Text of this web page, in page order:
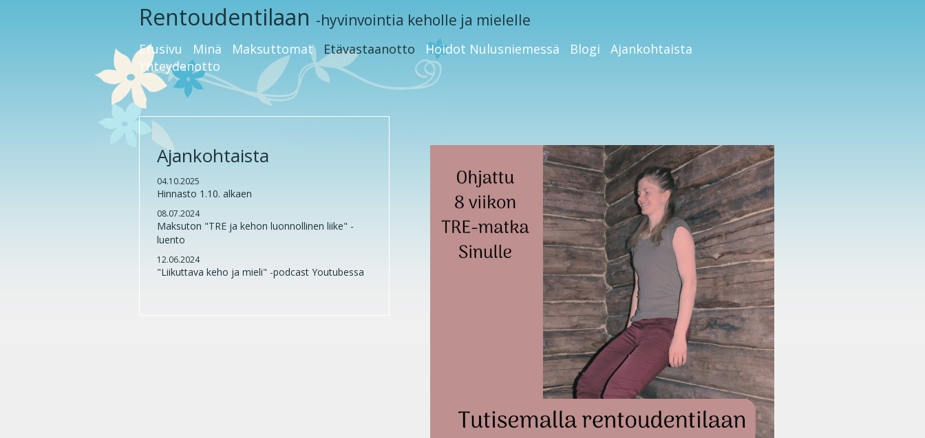
Rentoudentilaan -hyvinvointia keholle ja mielelle
Etusivu Minä Maksuttomat Etävastaanotto Hoidot Nulusniemessä Blogi
Ajankohtaista
Yhteydenotto
Ajankohtaista
04.10.2025
Hinnasto 1.10. alkaen
08.07.2024
Maksuton "TRE ja kehon luonnollinen liike" -
luento
12.06.2024
"Liikuttava keho ja mieli" -podcast Youtubessa